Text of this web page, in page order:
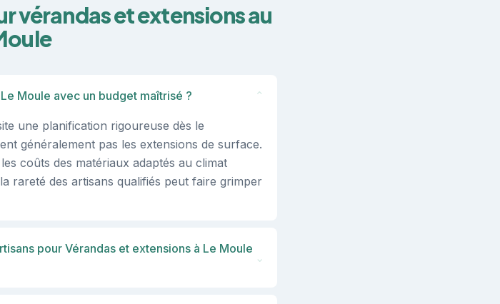
vérandas et extensions au
Moule avec un budget maîtrisé ? ⌄
une planification rigoureuse dès le
généralement pas les extensions de surface.
coûts des matériaux adaptés au climat
rareté des artisans qualifiés peut faire grimper
pour Vérandas et extensions à Le Moule
⌄